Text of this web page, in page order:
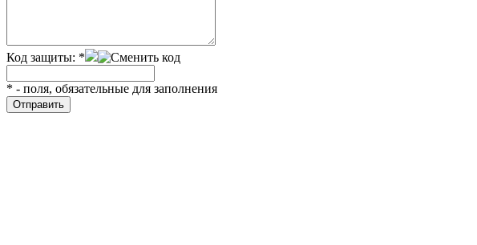
Код защиты: *
* - поля, обязательные для заполнения